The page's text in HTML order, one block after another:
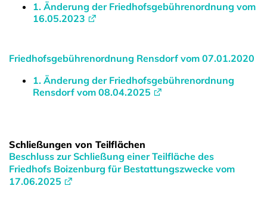
1. Änderung der Friedhofsgebührenordnung vom
16.05.2023
Friedhofsgebührenordnung Rensdorf vom 07.01.2020
1. Änderung der Friedhofsgebührenordnung
Rensdorf vom 08.04.2025
Schließungen von Teilflächen
Beschluss zur Schließung einer Teilfläche des
Friedhofs Boizenburg für Bestattungszwecke vom
17.06.2025